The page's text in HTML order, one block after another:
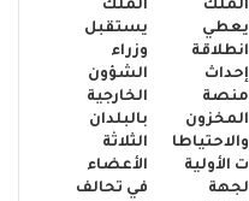
الملك
يعطي
انطلاقة
إحداث
منصة
المخزون
والاحتياطا
ت الأولية
لجهة
الملك
يستقبل
وزراء
الشؤون
الخارجية
بالبلدان
الثلاثة
الأعضاء
في تحالف